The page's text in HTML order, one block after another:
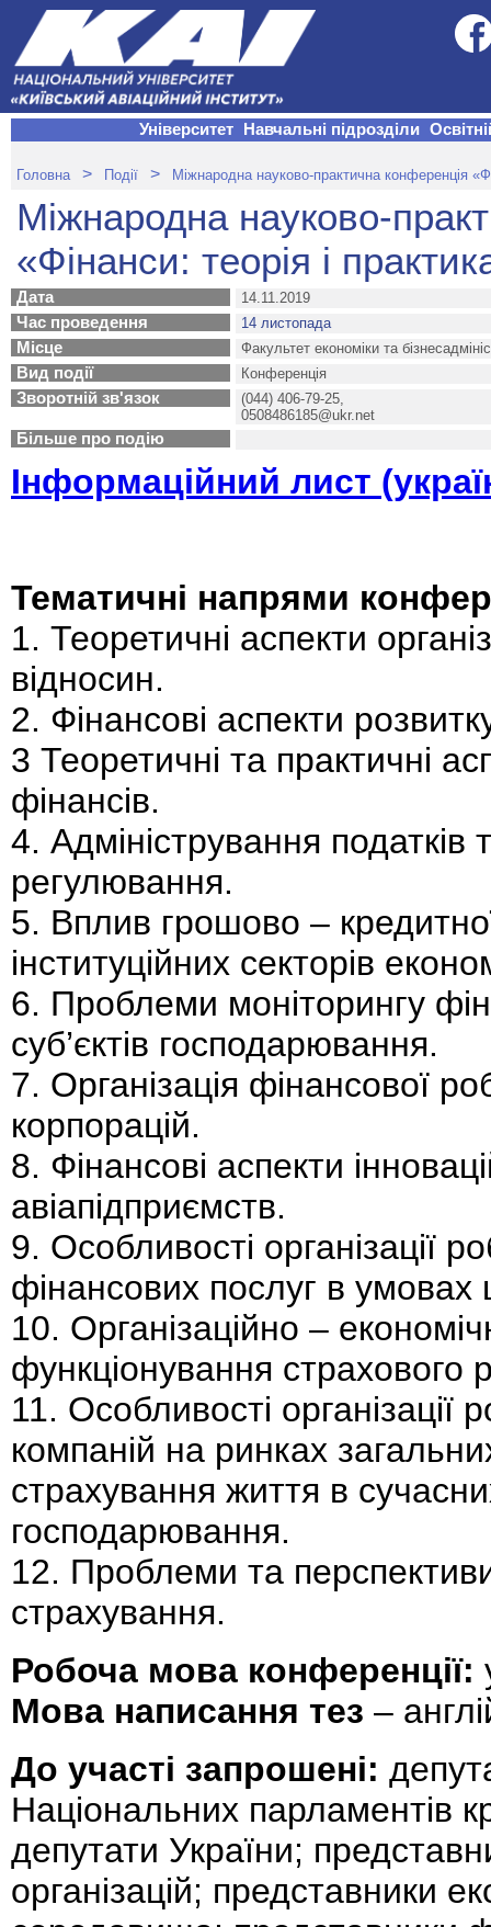
Університет Навчальні підрозділи
Головна > Події > Міжнародна науково-практична конференція
Міжнародна науково-
«Фінанси: теорія і
Дата 14.11.2019
Час проведення 14 листопада
Місце Факультет економіки та
Вид події Конференція
Зворотній зв'язок
(044) 406-79-25,
0508486185@ukr.net
Більше про подію
Інформаційний лист
Тематичні напрями
1. Теоретичні аспекти
відносин.
2. Фінансові аспекти
3 Теоретичні та практичні
фінансів.
4. Адміністрування податків
регулювання.
5. Вплив грошово –
інституційних секторів
6. Проблеми моніторингу
суб’єктів господарювання.
7. Організація фінансової
корпорацій.
8. Фінансові аспекти
авіапідприємств.
9. Особливості організації
фінансових послуг в умовах
10. Організаційно –
функціонування страхового
11. Особливості організації
компаній на ринках
страхування життя в
господарювання.
12. Проблеми та
страхування.
Робоча мова конференції:
Мова написання тез –
До участі запрошені:
Національних парламентів
депутати України;
організацій; представники